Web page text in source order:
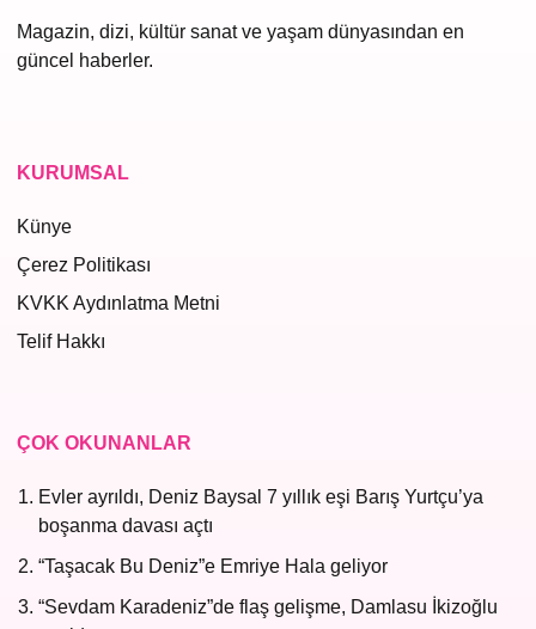
Magazin, dizi, kültür sanat ve yaşam dünyasından en
güncel haberler.
KURUMSAL
Künye
Çerez Politikası
KVKK Aydınlatma Metni
Telif Hakkı
ÇOK OKUNANLAR
Evler ayrıldı, Deniz Baysal 7 yıllık eşi Barış Yurtçu’ya
boşanma davası açtı
“Taşacak Bu Deniz”e Emriye Hala geliyor
“Sevdam Karadeniz”de flaş gelişme, Damlasu İkizoğlu